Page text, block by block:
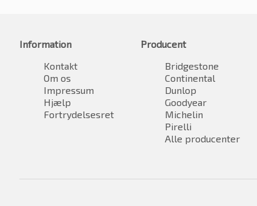
Information
Kontakt
Om os
Impressum
Hjælp
Fortrydelsesret
Producent
Bridgestone
Continental
Dunlop
Goodyear
Michelin
Pirelli
Alle producenter